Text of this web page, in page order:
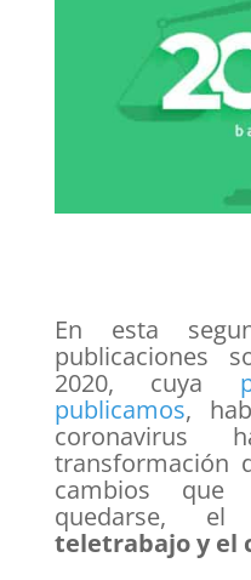
En esta
publicaciones
2020, cuya
publicamos,
coronavirus
transformación
cambios
quedarse, el
teletrabajo y el